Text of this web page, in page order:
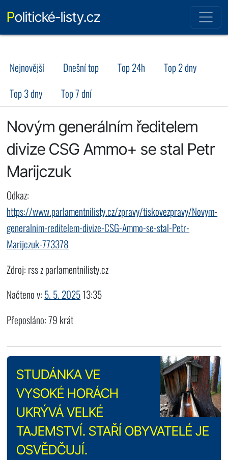
Politické-listy.cz
Nejnovější Dnešní top Top 24h
Top 2 dny
Top 3 dny
Top 7 dní
Novým generálním ředitelem
divize CSG Ammo+ se stal Petr
Marijczuk
Odkaz:
https://www.parlamentnilisty.cz/zpravy/tiskovezpravy/Novym-
generalnim-reditelem-divize-CSG-Ammo-se-stal-Petr-
Marijczuk-773378
Zdroj: rss z parlamentnilisty.cz
Načteno v: 5. 5. 202513:35
Přeposláno: 79 krát
STUDÁNKA VE
VYSOKÉ HORÁCH
UKRÝVÁ VELKÉ
TAJEMSTVÍ. STAŘÍ OBYVATELÉ JE
OSVĚDČUJÍ.